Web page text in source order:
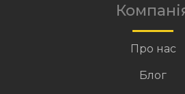
Про нас
Блог